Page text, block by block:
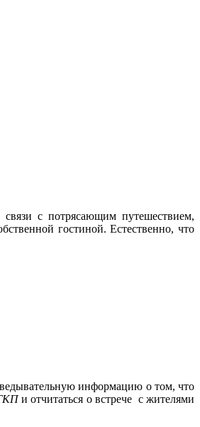
с потрясающим путешествием,
гостиной. Естественно, что
информацию о том, что
и отчитаться о встрече с жителями